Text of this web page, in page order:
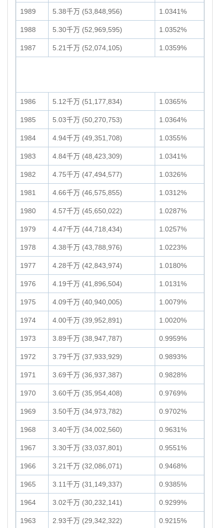
1989 5.38千万 (53,848,956) 1.0341%
1988 5.30千万 (52,969,595) 1.0352%
1987 5.21千万 (52,074,105) 1.0359%
1986 5.12千万 (51,177,834) 1.0365%
1985 5.03千万 (50,270,753) 1.0364%
1984 4.94千万 (49,351,708) 1.0355%
1983 4.84千万 (48,423,309) 1.0341%
1982 4.75千万 (47,494,577) 1.0326%
1981 4.66千万 (46,575,855) 1.0312%
1980 4.57千万 (45,650,022) 1.0287%
1979 4.47千万 (44,718,434) 1.0257%
1978 4.38千万 (43,788,976) 1.0223%
1977 4.28千万 (42,843,974) 1.0180%
1976 4.19千万 (41,896,504) 1.0131%
1975 4.09千万 (40,940,005) 1.0079%
1974 4.00千万 (39,952,891) 1.0020%
1973 3.89千万 (38,947,787) 0.9959%
1972 3.79千万 (37,933,929) 0.9893%
1971 3.69千万 (36,937,387) 0.9828%
1970 3.60千万 (35,954,408) 0.9769%
1969 3.50千万 (34,973,782) 0.9702%
1968 3.40千万 (34,002,560) 0.9631%
1967 3.30千万 (33,037,801) 0.9551%
1966 3.21千万 (32,086,071) 0.9468%
1965 3.11千万 (31,149,337) 0.9385%
1964 3.02千万 (30,232,141) 0.9299%
1963 2.93千万 (29,342,322) 0.9215%